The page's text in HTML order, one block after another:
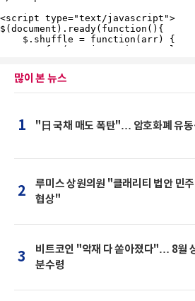
많이 본 뉴스
1 "日 국채 매도 폭탄"… 암호화폐 유동
2
루미스 상원의원 "클래리티 법안 민
협상"
3
비트코인 "악재 다 쏟아졌다"… 8월
분수령